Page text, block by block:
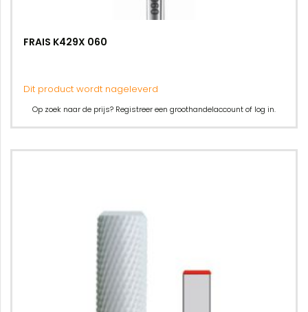
FRAIS K429X 060
Dit product wordt nageleverd
Op zoek naar de prijs? Registreer een groothandelaccount of log in.